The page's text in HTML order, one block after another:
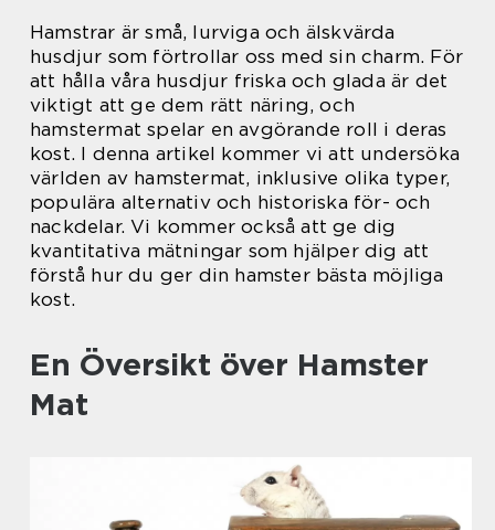
Hamstrar är små, lurviga och älskvärda
husdjur som förtrollar oss med sin charm. För
att hålla våra husdjur friska och glada är det
viktigt att ge dem rätt näring, och
hamstermat spelar en avgörande roll i deras
kost. I denna artikel kommer vi att undersöka
världen av hamstermat, inklusive olika typer,
populära alternativ och historiska för- och
nackdelar. Vi kommer också att ge dig
kvantitativa mätningar som hjälper dig att
förstå hur du ger din hamster bästa möjliga
kost.
En Översikt över Hamster
Mat